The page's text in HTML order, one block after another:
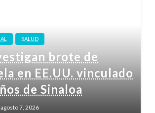
SALUD
brote de
en EE.UU. vinculado
de Sinaloa
agosto 7, 2026